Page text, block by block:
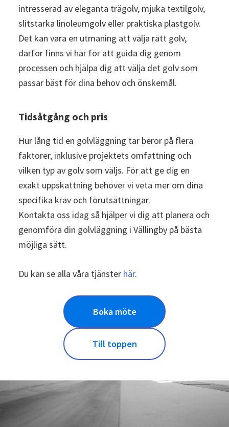
intresserad av eleganta trägolv, mjuka textilgolv,
slitstarka linoleumgolv eller praktiska plastgolv.
Det kan vara en utmaning att välja rätt golv,
därför finns vi här för att guida dig genom
processen och hjälpa dig att välja det golv som
passar bäst för dina behov och önskemål.
Tidsåtgång och pris
Hur lång tid en golvläggning tar beror på flera
faktorer, inklusive projektets omfattning och
vilken typ av golv som väljs. För att ge dig en
exakt uppskattning behöver vi veta mer om dina
specifika krav och förutsättningar.
Kontakta oss idag så hjälper vi dig att planera och
genomföra din golvläggning i Vällingby på bästa
möjliga sätt.
Du kan se alla våra tjänster här.
Boka möte
Till toppen